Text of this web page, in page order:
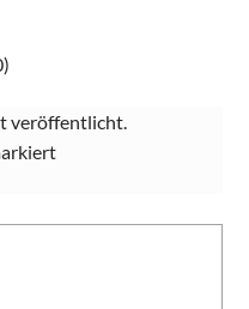
veröffentlicht.